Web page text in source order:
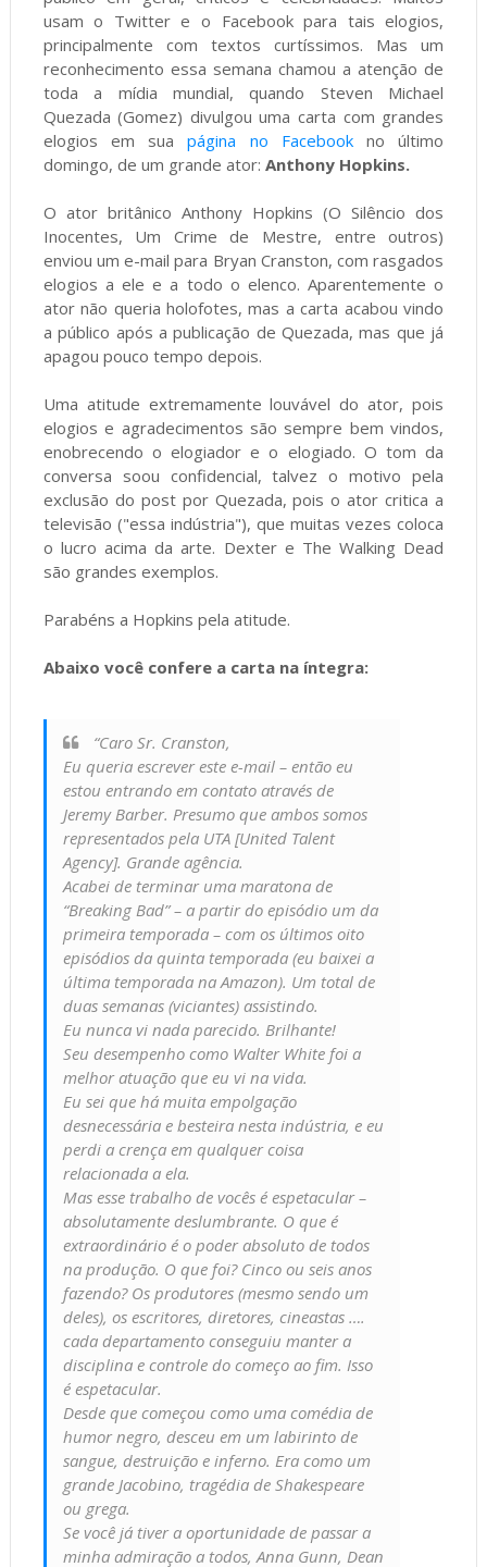
usam o Twitter e o Facebook para tais elogios,
principalmente com textos curtíssimos. Mas um
reconhecimento essa semana chamou a atenção de
toda a mídia mundial, quando Steven Michael
Quezada (Gomez) divulgou uma carta com grandes
elogios em suapágina no Facebookno último
domingo, de um grande ator: Anthony Hopkins.
O ator britânico Anthony Hopkins (O Silêncio dos
Inocentes, Um Crime de Mestre, entre outros)
enviou um e-mail para Bryan Cranston, com rasgados
elogios a ele e a todo o elenco. Aparentemente o
ator não queria holofotes, mas a carta acabou vindo
a público após a publicação de Quezada, mas que já
apagou pouco tempo depois.
Uma atitude extremamente louvável do ator, pois
elogios e agradecimentos são sempre bem vindos,
enobrecendo o elogiador e o elogiado. O tom da
conversa soou confidencial, talvez o motivo pela
exclusão do post por Quezada, pois o ator critica a
televisão ("essa indústria"), que muitas vezes coloca
o lucro acima da arte. Dexter e The Walking Dead
são grandes exemplos.
Parabéns a Hopkins pela atitude.
Abaixo você confere a carta na íntegra:
“Caro Sr. Cranston,
Eu queria escrever este e-mail – então eu
estou entrando em contato através de
Jeremy Barber. Presumo que ambos somos
representados pela UTA [United Talent
Agency]. Grande agência.
Acabei de terminar uma maratona de
“Breaking Bad” – a partir do episódio um da
primeira temporada – com os últimos oito
episódios da quinta temporada (eu baixei a
última temporada na Amazon). Um total de
duas semanas (viciantes) assistindo.
Eu nunca vi nada parecido. Brilhante!
Seu desempenho como Walter White foi a
melhor atuação que eu vi na vida.
Eu sei que há muita empolgação
desnecessária e besteira nesta indústria, e eu
perdi a crença em qualquer coisa
relacionada a ela.
Mas esse trabalho de vocês é espetacular –
absolutamente deslumbrante. O que é
extraordinário é o poder absoluto de todos
na produção. O que foi? Cinco ou seis anos
fazendo? Os produtores (mesmo sendo um
deles), os escritores, diretores, cineastas ….
cada departamento conseguiu manter a
disciplina e controle do começo ao fim. Isso
é espetacular.
Desde que começou como uma comédia de
humor negro, desceu em um labirinto de
sangue, destruição e inferno. Era como um
grande Jacobino, tragédia de Shakespeare
ou grega.
Se você já tiver a oportunidade de passar a
minha admiração a todos, Anna Gunn, Dean